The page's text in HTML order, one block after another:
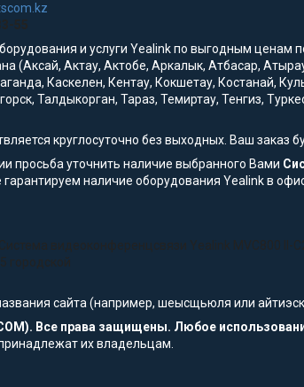
55
и услуги Yealink по выгодным ценам
(Аксай, Актау, Актобе, Аркалык, Атбасар,
Каскелен, Кентау, Кокшетау, Костанай,
Талдыкорган, Тараз, Темиртау, Тенгиз,
круглосуточно без выходных. Ваш
просьба уточнить наличие выбранного Вами
наличие оборудования Yealink в
видеоконференцсвязи Yealink MVC800 II-
городской
сайта (например, шеысщьюля или
Все права защищены. Любое
их владельцам.